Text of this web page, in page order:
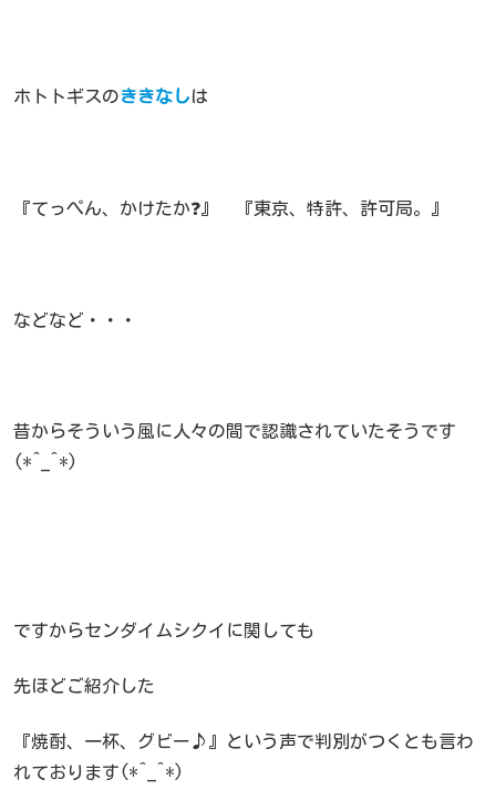
ホトトギスのききなしは
『てっぺん、かけたか❓』 『東京、特許、許可局。』
などなど・・・
昔からそういう風に人々の間で認識されていたそうです
(*^_^*)
ですからセンダイムシクイに関しても
先ほどご紹介した
『焼酎、一杯、グビー♪』という声で判別がつくとも言わ
れております(*^_^*)